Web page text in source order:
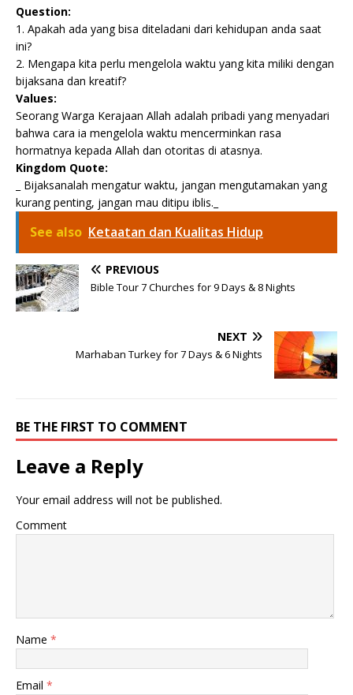
Question:
1. Apakah ada yang bisa diteladani dari kehidupan anda saat
ini?
2. Mengapa kita perlu mengelola waktu yang kita miliki dengan
bijaksana dan kreatif?
Values:
Seorang Warga Kerajaan Allah adalah pribadi yang menyadari
bahwa cara ia mengelola waktu mencerminkan rasa
hormatnya kepada Allah dan otoritas di atasnya.
Kingdom Quote:
_ Bijaksanalah mengatur waktu, jangan mengutamakan yang
kurang penting, jangan mau ditipu iblis._
See also Ketaatan dan Kualitas Hidup
PREVIOUS
Bible Tour 7 Churches for 9 Days & 8 Nights
NEXT
Marhaban Turkey for 7 Days & 6 Nights
BE THE FIRST TO COMMENT
Leave a Reply
Your email address will not be published.
Comment
Name *
Email *